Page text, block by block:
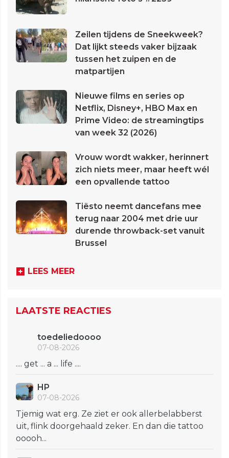
Zeilen tijdens de Sneekweek?
Dat lijkt steeds vaker bijzaak
tussen het zuipen en de
matpartijen
Nieuwe films en series op
Netflix, Disney+, HBO Max en
Prime Video: de streamingtips
van week 32 (2026)
Vrouw wordt wakker, herinnert
zich niets meer, maar heeft wél
een opvallende tattoo
Tiësto neemt dancefans mee
terug naar 2004 met drie uur
durende throwback-set vanuit
Brussel
LEES MEER
LAATSTE REACTIES
toedeliedoooo
07-08-2026
.... get ... a ... life ....
HP
07-08-2026
Tjemig wat erg. Ze ziet er ook allerbelabberst
uit, flink doorgehaald zeker. En dan die tattoo
ooooh...